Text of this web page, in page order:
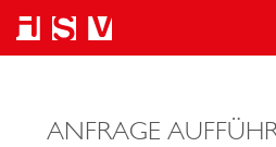
ANFRAGE